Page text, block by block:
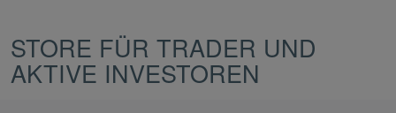
STORE FÜR TRADER UND
AKTIVE INVESTOREN